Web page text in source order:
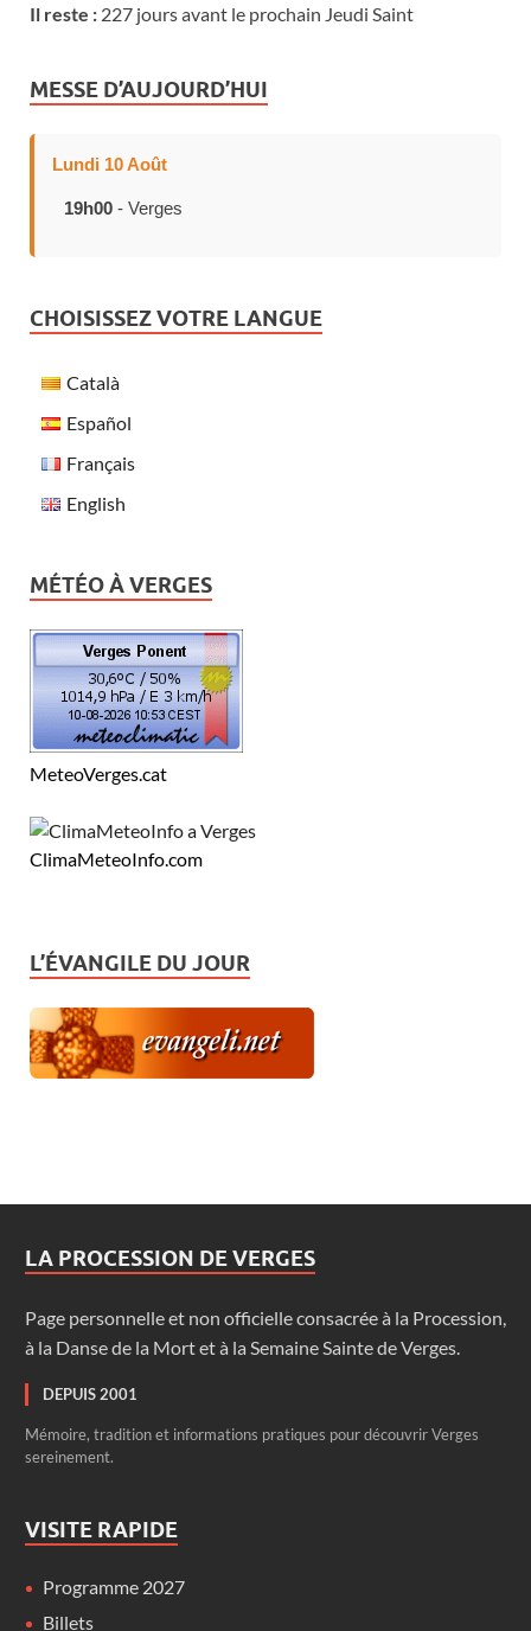
Il reste : 227 jours avant le prochain Jeudi Saint
MESSE D’AUJOURD’HUI
Lundi 10 Août
19h00 - Verges
CHOISISSEZ VOTRE LANGUE
Català
Español
Français
English
MÉTÉO À VERGES
MeteoVerges.cat
ClimaMeteoInfo.com
L’ÉVANGILE DU JOUR
LA PROCESSION DE VERGES
Page personnelle et non officielle consacrée à la Procession,
à la Danse de la Mort et à la Semaine Sainte de Verges.
DEPUIS 2001
Mémoire, tradition et informations pratiques pour découvrir Verges
sereinement.
VISITE RAPIDE
Programme 2027
Billets